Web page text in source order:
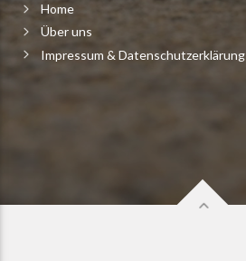
Home
Über uns
Impressum & Datenschutzerklärung